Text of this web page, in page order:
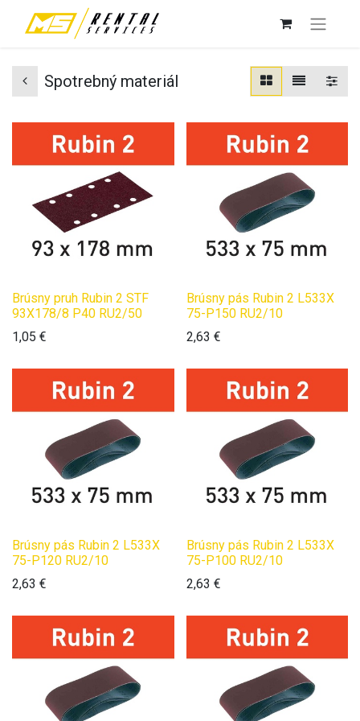
Spotrebný materiál
Brúsny pruh Rubin 2 STF
93X178/8 P40 RU2/50
1,05 €
Brúsny pás Rubin 2 L533X
75-P150 RU2/10
2,63 €
Brúsny pás Rubin 2 L533X
75-P120 RU2/10
2,63 €
Brúsny pás Rubin 2 L533X
75-P100 RU2/10
2,63 €